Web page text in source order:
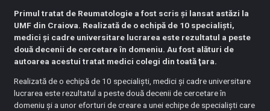
Primul tratat de Reumatologie a fost scris și lansat astăzi la
UMF din Craiova. Realizată de o echipă de 10 specialiști,
medici și cadre universitare lucrarea este rezultatul a peste
două decenii de cercetare în domeniu. Au fost alături de
autoarea acestui tratat medici colegi din toată ţara.
Realizată de o echipă de 10 specialiști, medici și cadre universitare
lucrarea este rezultatul a peste două decenii de cercetare în
domeniu și a unor eforturi de creare a unei echipe de specialiști care